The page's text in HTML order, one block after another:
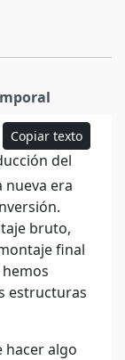
Copiar texto
del
nueva era
bruto,
final
estructuras
hacer algo